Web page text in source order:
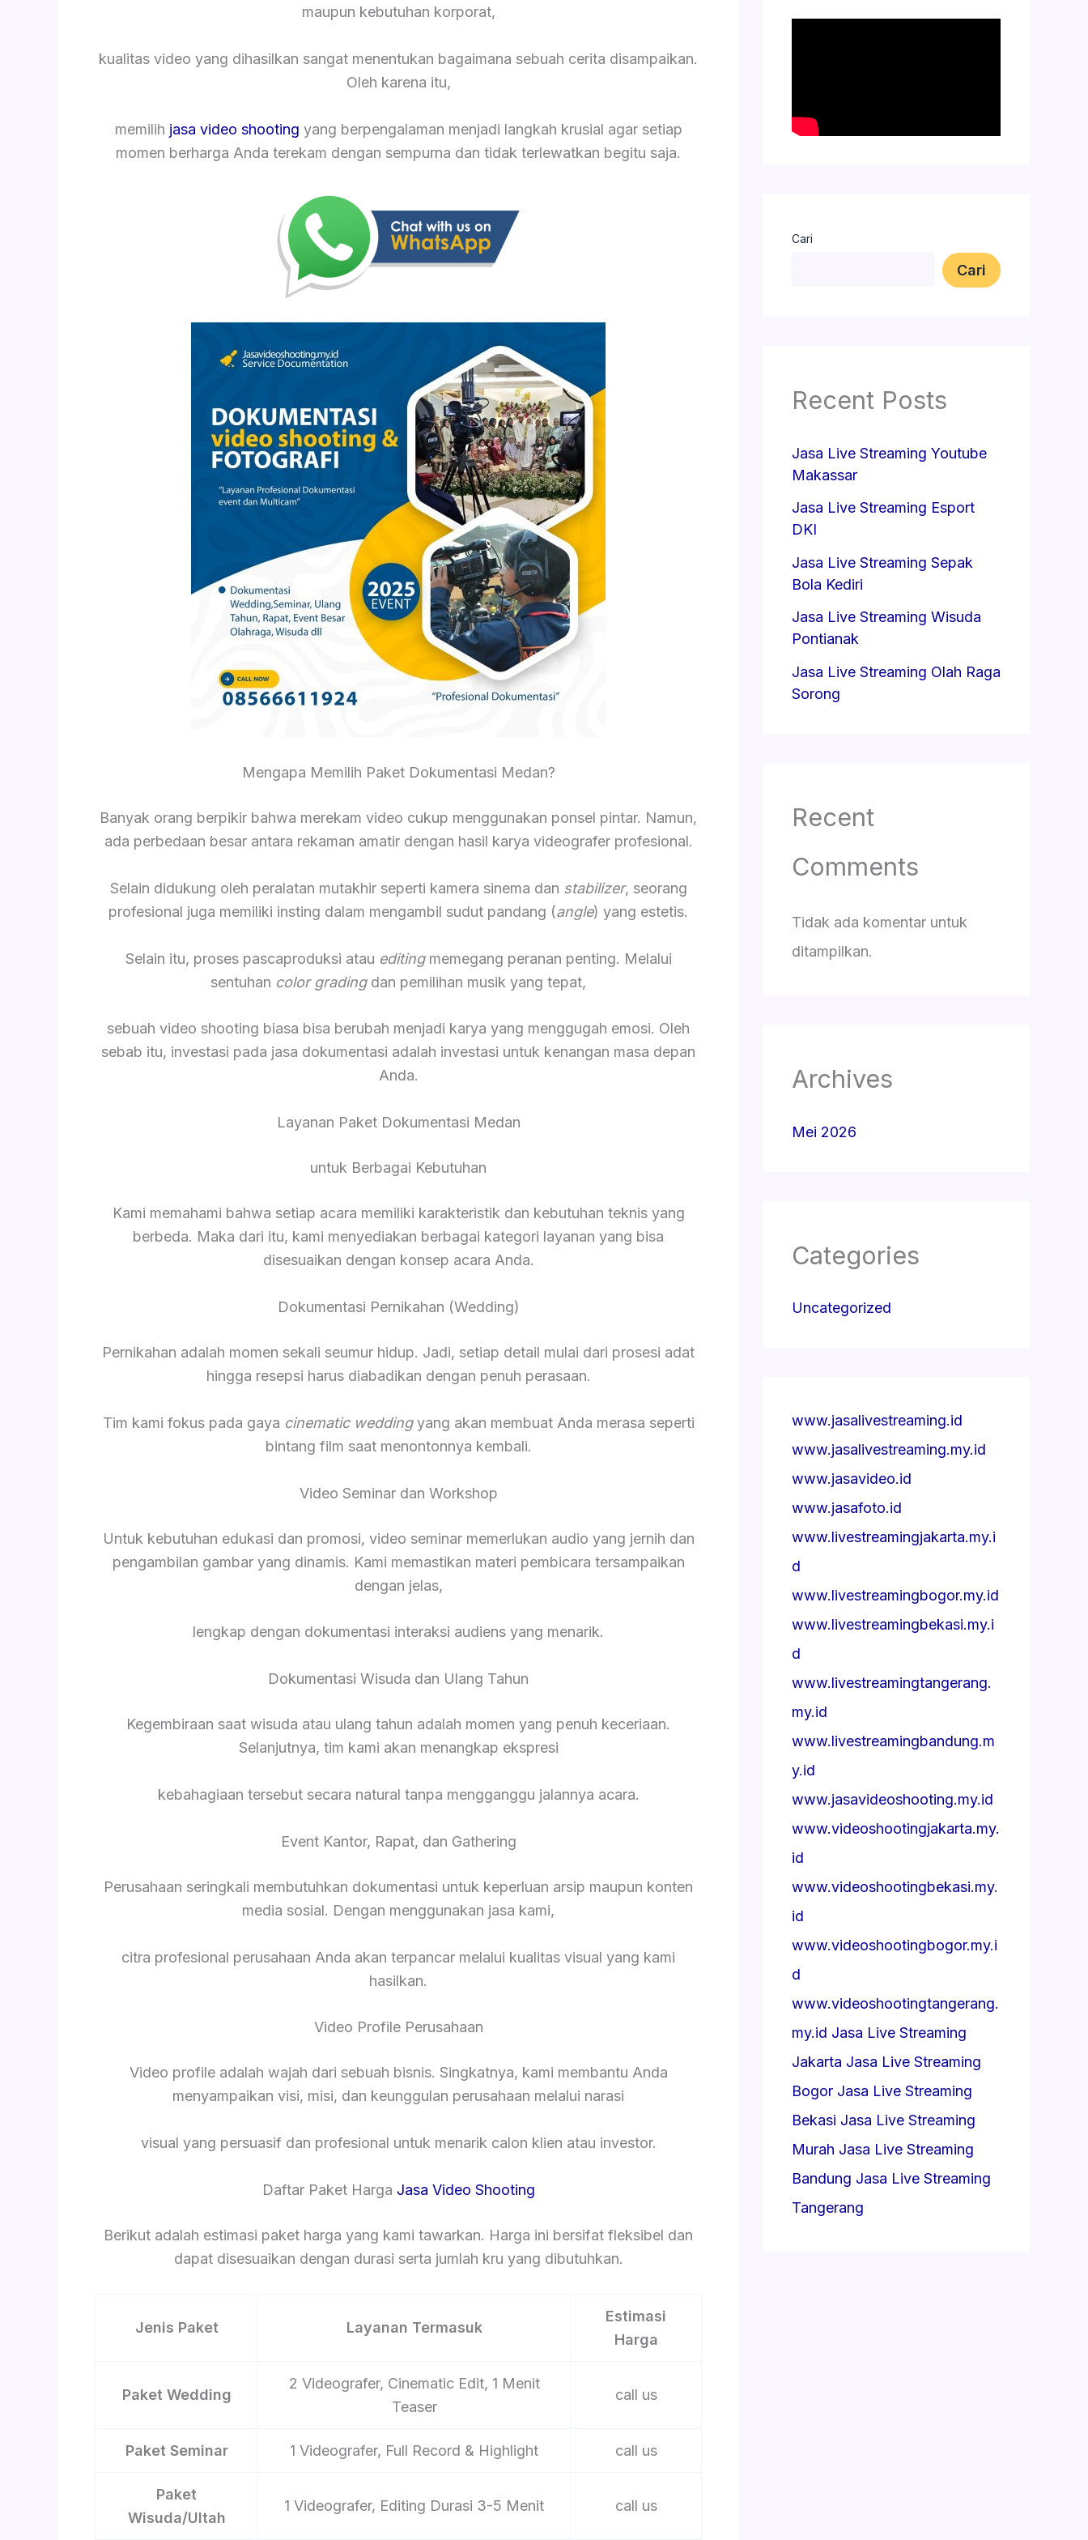
maupun kebutuhan korporat,
kualitas video yang dihasilkan sangat menentukan bagaimana sebuah cerita disampaikan.
Oleh karena itu,
memilih jasa video shooting yang berpengalaman menjadi langkah krusial agar setiap
momen berharga Anda terekam dengan sempurna dan tidak terlewatkan begitu saja.
Mengapa Memilih Paket Dokumentasi Medan?
Banyak orang berpikir bahwa merekam video cukup menggunakan ponsel pintar. Namun,
ada perbedaan besar antara rekaman amatir dengan hasil karya videografer profesional.
Selain didukung oleh peralatan mutakhir seperti kamera sinema dan stabilizer, seorang
profesional juga memiliki insting dalam mengambil sudut pandang (angle) yang estetis.
Selain itu, proses pascaproduksi atau editingmemegang peranan penting. Melalui
sentuhan color gradingdan pemilihan musik yang tepat,
sebuah video shooting biasa bisa berubah menjadi karya yang menggugah emosi. Oleh
sebab itu, investasi pada jasa dokumentasi adalah investasi untuk kenangan masa depan
Anda.
Layanan Paket Dokumentasi Medan
untuk Berbagai Kebutuhan
Kami memahami bahwa setiap acara memiliki karakteristik dan kebutuhan teknis yang
berbeda. Maka dari itu, kami menyediakan berbagai kategori layanan yang bisa
disesuaikan dengan konsep acara Anda.
Dokumentasi Pernikahan (Wedding)
Pernikahan adalah momen sekali seumur hidup. Jadi, setiap detail mulai dari prosesi adat
hingga resepsi harus diabadikan dengan penuh perasaan.
Tim kami fokus pada gaya cinematic weddingyang akan membuat Anda merasa seperti
bintang film saat menontonnya kembali.
Video Seminar dan Workshop
Untuk kebutuhan edukasi dan promosi, video seminar memerlukan audio yang jernih dan
pengambilan gambar yang dinamis. Kami memastikan materi pembicara tersampaikan
dengan jelas,
lengkap dengan dokumentasi interaksi audiens yang menarik.
Dokumentasi Wisuda dan Ulang Tahun
Kegembiraan saat wisuda atau ulang tahun adalah momen yang penuh keceriaan.
Selanjutnya, tim kami akan menangkap ekspresi
kebahagiaan tersebut secara natural tanpa mengganggu jalannya acara.
Event Kantor, Rapat, dan Gathering
Perusahaan seringkali membutuhkan dokumentasi untuk keperluan arsip maupun konten
media sosial. Dengan menggunakan jasa kami,
citra profesional perusahaan Anda akan terpancar melalui kualitas visual yang kami
hasilkan.
Video Profile Perusahaan
Video profile adalah wajah dari sebuah bisnis. Singkatnya, kami membantu Anda
menyampaikan visi, misi, dan keunggulan perusahaan melalui narasi
visual yang persuasif dan profesional untuk menarik calon klien atau investor.
Daftar Paket Harga Jasa Video Shooting
Berikut adalah estimasi paket harga yang kami tawarkan. Harga ini bersifat fleksibel dan
dapat disesuaikan dengan durasi serta jumlah kru yang dibutuhkan.
Jenis Paket Layanan Termasuk
Estimasi
Harga
Paket Wedding
2 Videografer, Cinematic Edit, 1 Menit
Teaser
call us
Paket Seminar 1 Videografer, Full Record & Highlight call us
Paket
Wisuda/Ultah
1 Videografer, Editing Durasi 3-5 Menit call us
Cari
Cari
Recent Posts
Jasa Live Streaming Youtube
Makassar
Jasa Live Streaming Esport
DKI
Jasa Live Streaming Sepak
Bola Kediri
Jasa Live Streaming Wisuda
Pontianak
Jasa Live Streaming Olah Raga
Sorong
Recent
Comments
Tidak ada komentar untuk
ditampilkan.
Archives
Mei 2026
Categories
Uncategorized
www.jasalivestreaming.id
www.jasalivestreaming.my.id
www.jasavideo.id
www.jasafoto.id
www.livestreamingjakarta.my.i
d
www.livestreamingbogor.my.id
www.livestreamingbekasi.my.i
d
www.livestreamingtangerang.
my.id
www.livestreamingbandung.m
y.id
www.jasavideoshooting.my.id
www.videoshootingjakarta.my.
id
www.videoshootingbekasi.my.
id
www.videoshootingbogor.my.i
d
www.videoshootingtangerang.
my.id Jasa Live Streaming
Jakarta Jasa Live Streaming
Bogor Jasa Live Streaming
Bekasi Jasa Live Streaming
Murah Jasa Live Streaming
Bandung Jasa Live Streaming
Tangerang